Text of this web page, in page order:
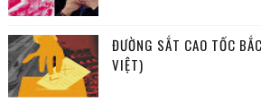
ĐƯỜNG SẮT CAO TỐC
VIỆT)